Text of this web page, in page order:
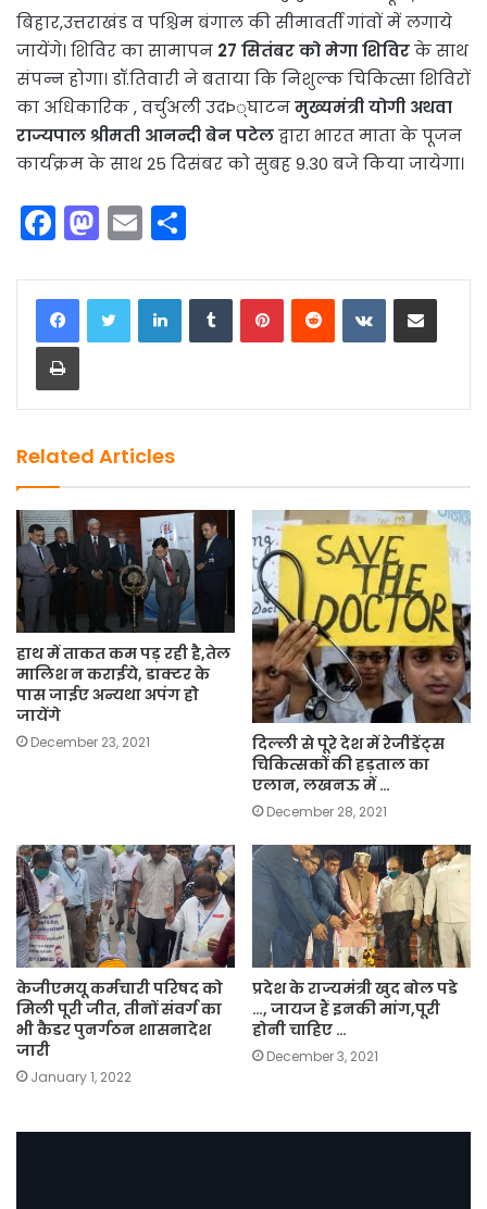
बिहार,उत्तराखंड व पश्चिम बंगाल की सीमावर्ती गांवों में लगाये
जायेंगे। शिविर का सामापन 27 सितंबर को मेगा शिविरके साथ
संपन्न होगा। डॉ.तिवारी ने बताया कि निशुल्क चिकित्सा शिविरों
का अधिकारिक , वर्चुअली उदÞ्घाटनमुख्यमंत्री योगी अथवा
राज्यपाल श्रीमती आनन्दी बेन पटेलद्वारा भारत माता के पूजन
कार्यक्रम के साथ 25 दिसंबर को सुबह 9.30 बजे किया जायेगा।
F
a
c
e
b
o
k
M
a
st
o
o
E
m
ai ar
LinkedInTumblrPinterestReddit VKontakteShare via Email
Print
Related Articles
हाथ में ताकत कम पड़ रही है,तेल
मालिश न कराईये, डाक्टर के
पास जाईए अन्यथा अपंग होे
जायेंगे
December 23, 2021
दिल्ली से पूरे देश में रेजीडेंट्स
चिकित्सकों की हड़ताल का
एलान, लखनऊ में …
December 28, 2021
केजीएमयू कर्मचारी परिषद को
मिली पूरी जीत, तीनों संवर्ग का
भी कैडर पुनर्गठन शासनादेश
जारी
January 1, 2022
प्रदेश के राज्यमंत्री खुद बोल पडे
…, जायज हैं इनकी मांग,पूरी
होनी चाहिए …
December 3, 2021